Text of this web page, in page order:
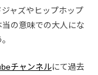
ャズやヒップホップ
の意味での大人にな
チャンネルにて過去